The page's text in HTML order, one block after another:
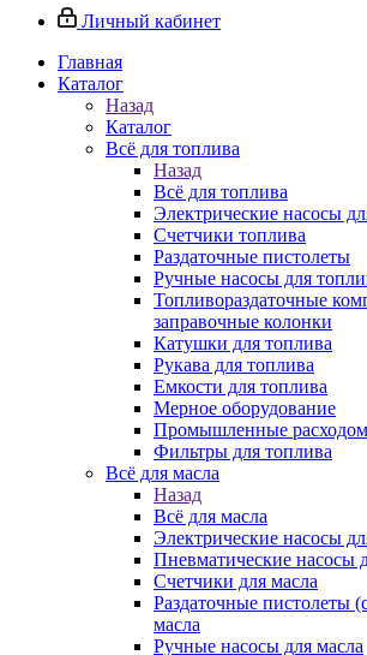
Личный кабинет
Главная
Каталог
Назад
Каталог
Всё для топлива
Назад
Всё для топлива
Электрические насосы
Счетчики топлива
Раздаточные пистолеты
Ручные насосы для
Топливораздаточные
заправочные колонки
Катушки для топлива
Рукава для топлива
Емкости для топлива
Мерное оборудование
Промышленные
Фильтры для топлива
Всё для масла
Назад
Всё для масла
Электрические насосы
Пневматические насосы
Счетчики для масла
Раздаточные пистолеты
масла
Ручные насосы для масла